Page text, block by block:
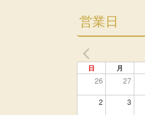
営業日
日 月
26 27
2 3